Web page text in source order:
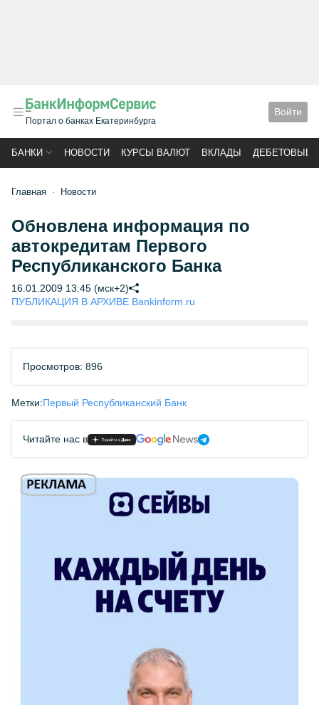
Портал о банках Екатеринбурга
Войти
БАНКИ НОВОСТИ КУРСЫ ВАЛЮТ ВКЛАДЫ ДЕБЕТОВЫЕ
Главная Новости
Обновлена информация по
автокредитам Первого
Республиканского Банка
16.01.2009 13:45 (мск+2)
ПУБЛИКАЦИЯ В АРХИВЕ Bankinform.ru
Просмотров: 896
Метки:Первый Республиканский Банк
Читайте нас в